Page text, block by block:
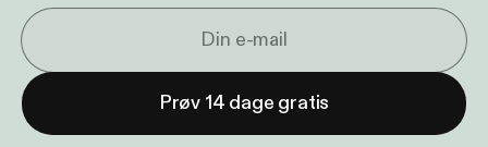
Prøv 14 dage gratis